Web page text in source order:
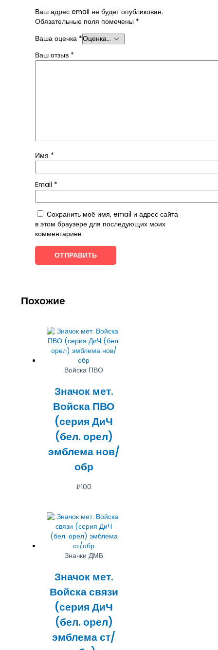
Ваш адрес email не будет опубликован.
Обязательные поля помечены *
Ваша оценка *
Ваш отзыв *
Имя *
Email *
Сохранить моё имя, email и адрес сайта
в этом браузере для последующих моих
комментариев.
Похожие
Войска ПВО
Значок мет.
Войска ПВО
(серия ДиЧ
(бел. орел)
эмблема нов/
обр
₽100
Значки ДМБ
Значок мет.
Войска связи
(серия ДиЧ
(бел. орел)
эмблема ст/